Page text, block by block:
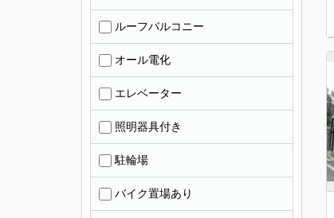
ルーフバルコニー
オール電化
エレベーター
照明器具付き
駐輪場
バイク置場あり